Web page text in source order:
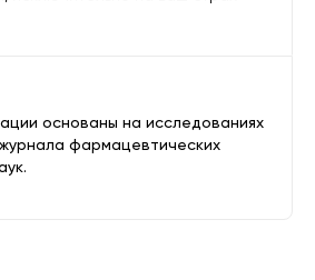
основаны на исследованиях
фармацевтических